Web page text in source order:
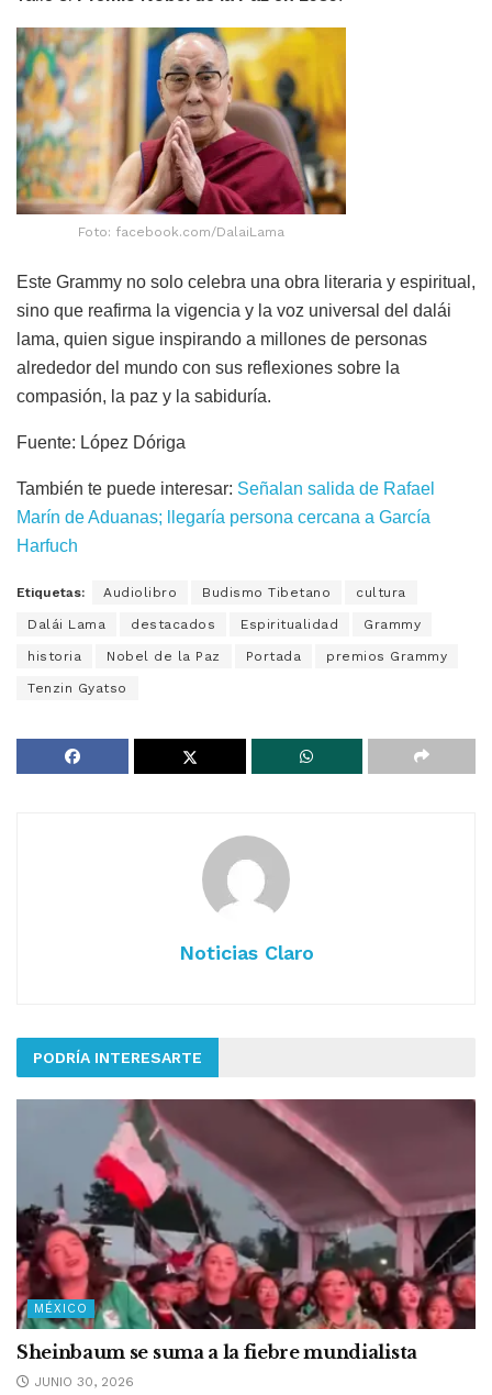
Foto: facebook.com/DalaiLama
Este Grammy no solo celebra una obra literaria y espiritual,
sino que reafirma la vigencia y la voz universal del dalái
lama, quien sigue inspirando a millones de personas
alrededor del mundo con sus reflexiones sobre la
compasión, la paz y la sabiduría.
Fuente: López Dóriga
También te puede interesar: Señalan salida de Rafael
Marín de Aduanas; llegaría persona cercana a García
Harfuch
Etiquetas: Audiolibro Budismo Tibetano cultura
Dalái Lama destacados Espiritualidad Grammy
historia Nobel de la Paz Portada premios Grammy
Tenzin Gyatso
Noticias Claro
PODRÍA INTERESARTE
MÉXICO
Sheinbaum se suma a la fiebre mundialista
JUNIO 30, 2026